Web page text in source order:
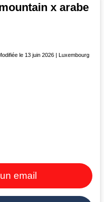
x arabe
le 13 juin 2026 | Luxembourg
email